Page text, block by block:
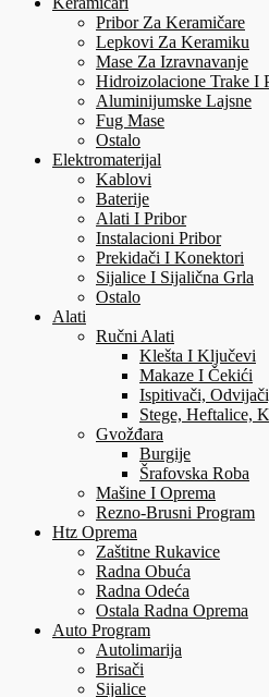
Pribor Za Keramičare
Lepkovi Za Keramiku
Mase Za Izravnavanje
Hidroizolacione Trake I
Aluminijumske Lajsne
Fug Mase
Ostalo
Elektromaterijal
Kablovi
Baterije
Alati I Pribor
Instalacioni Pribor
Prekidači I Konektori
Sijalice I Sijalična Grla
Ostalo
Alati
Ručni Alati
Klešta I Ključevi
Makaze I Čekići
Ispitivači,
Stege, Heftalice,
Gvožđara
Burgije
Šrafovska Roba
Mašine I Oprema
Rezno-Brusni Program
Htz Oprema
Zaštitne Rukavice
Radna Obuća
Radna Odeća
Ostala Radna Oprema
Auto Program
Autolimarija
Brisači
Sijalice